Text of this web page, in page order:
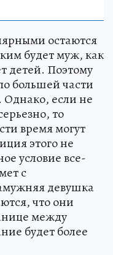
остаются
будет муж, как
детей. Поэтому
большей части
если не
то
время могут
этого не
условие все-
с
девушка
что они
между
будет более